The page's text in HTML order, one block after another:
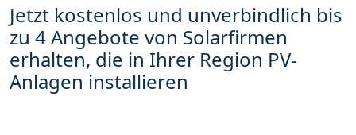
Jetzt kostenlos und unverbindlich bis
zu 4 Angebote von Solarfirmen
erhalten, die in Ihrer Region PV-
Anlagen installieren